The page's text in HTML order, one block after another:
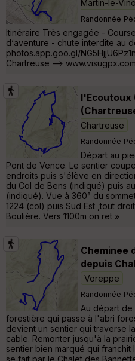
Martin-le-
Randonnée
Itinéraire Très engagée -
d‘aventure - chute interdite au
photos.app.goo.gl/
Chartreuse -->
l'Ecoutoux
Chartreuse
Randonnée
Départ au
Pont de Vence. Le sentier
endroits puis s'élève en
du Col de Bens (indiqué) puis
(indiqué). Vue à 360° du
1224 (col) puis Sud Est ,tout
Boulière. Vers 1100m on ret »
Cheminee
depuis
Voreppe
Randonnée
Au départ de
forestière qui passe à l'abri
devient un sentier qui traverse
cable. Remonter jusqu'à la
sentier bien marqué qui franchit
se fait par le Chalet des